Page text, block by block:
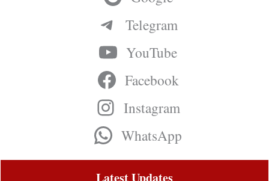
Telegram
YouTube
Facebook
Instagram
WhatsApp